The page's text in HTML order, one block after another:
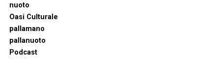
nuoto
Oasi Culturale
pallamano
pallanuoto
Podcast